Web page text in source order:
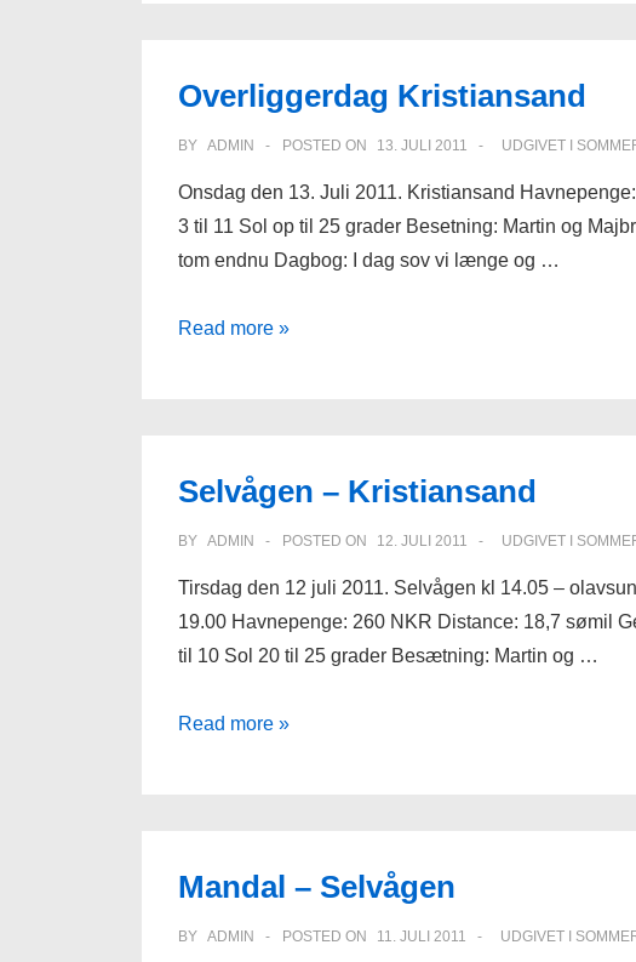
Overliggerdag Kristiansand
BY ADMIN POSTED ON 13. JULI 2011 UDGIVET I
Onsdag den 13. Juli 2011. Kristiansand
3 til 11 Sol op til 25 grader Besetning: Martin og
tom endnu Dagbog: I dag sov vi længe og …
Overliggerdag
Read more »
Selvågen – Kristiansand
BY ADMIN POSTED ON 12. JULI 2011 UDGIVET I
Tirsdag den 12 juli 2011. Selvågen kl 14.05 –
19.00 Havnepenge: 260 NKR Distance: 18,7 sømil
til 10 Sol 20 til 25 grader Besætning: Martin og …
Selvågen
Read more »
Mandal – Selvågen
BY ADMIN POSTED ON 11. JULI 2011 UDGIVET I